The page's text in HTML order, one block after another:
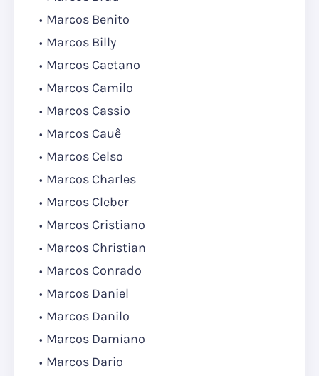
Marcos Benito
Marcos Billy
Marcos Caetano
Marcos Camilo
Marcos Cassio
Marcos Cauê
Marcos Celso
Marcos Charles
Marcos Cleber
Marcos Cristiano
Marcos Christian
Marcos Conrado
Marcos Daniel
Marcos Danilo
Marcos Damiano
Marcos Dario